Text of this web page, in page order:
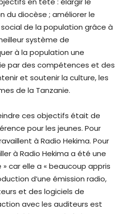
du diocèse ; améliorer le
de la population grâce à
système de
à la population une
par des compétences et des
et soutenir la culture, les
de la Tanzanie.
ces objectifs était de
pour les jeunes. Pour
à Radio Hekima. Pour
à Radio Hekima a été une
car elle a « beaucoup appris
d’une émission radio,
et des logiciels de
avec les auditeurs est